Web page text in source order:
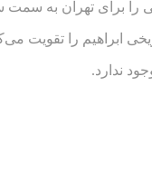
را برای تهران به
را تقویت
ندارد.